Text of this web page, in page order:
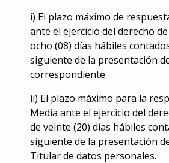
i) El plazo máximo de
ante el ejercicio del derecho
ocho (08) días hábiles
siguiente de la presentación
correspondiente.
ii) El plazo máximo para la
Media ante el ejercicio del
de veinte (20) días hábiles
siguiente de la presentación
Titular de datos personales.